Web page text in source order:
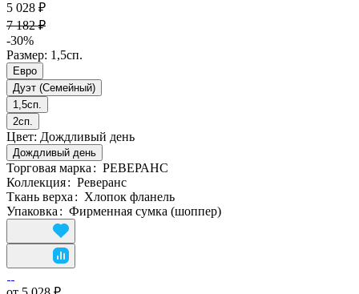
5 028 ₽
7 182 ₽
-30%
Размер: 1,5сп.
Евро
Дуэт (Семейный)
1,5сп.
2сп.
Цвет: Дождливый день
Дождливый день
Торговая марка : РЕВЕРАНС
Коллекция: Реверанс
Ткань верха : Хлопок фланель
Упаковка : Фирменная сумка (шоппер)